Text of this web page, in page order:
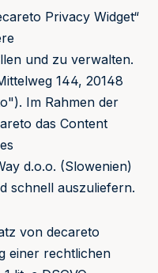
Privacy Widget“
und zu verwalten.
144, 20148
Im Rahmen der
das Content
d.o.o. (Slowenien)
schnell auszuliefern.
von decareto
einer rechtlichen